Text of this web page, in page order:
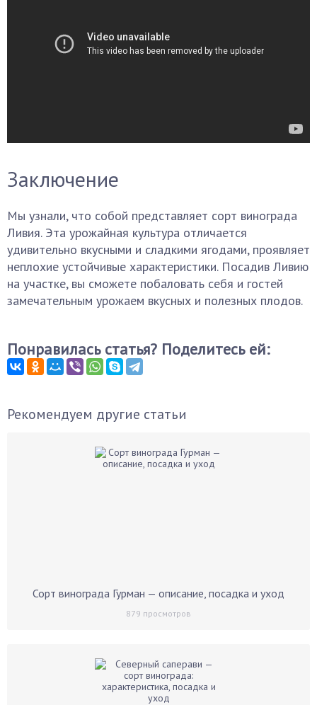
Заключение
Мы узнали, что собой представляет сорт винограда
Ливия. Эта урожайная культура отличается
удивительно вкусными и сладкими ягодами, проявляет
неплохие устойчивые характеристики. Посадив Ливию
на участке, вы сможете побаловать себя и гостей
замечательным урожаем вкусных и полезных плодов.
Понравилась статья? Поделитесь ей:
Рекомендуем другие статьи
Сорт винограда Гурман — описание, посадка и уход
879 просмотров